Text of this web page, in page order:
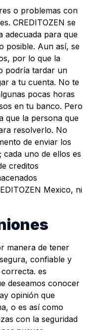
o problemas con
CREDITOZEN se
adecuada para que
posible. Aun así, se
por lo que la
podría tardar un
a tu cuenta. No te
pocas horas
en tu banco. Pero
que la persona que
resolverlo. No
de enviar los
cada uno de ellos es
creditos
Mexico, ni
manera de tener
confiable y
es
deseamos conocer
opinión que
o es así como
con la seguridad